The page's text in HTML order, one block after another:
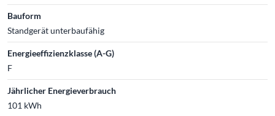
Bauform
Standgerät unterbaufähig
Energieeffizienzklasse (A-G)
F
Jährlicher Energieverbrauch
101 kWh